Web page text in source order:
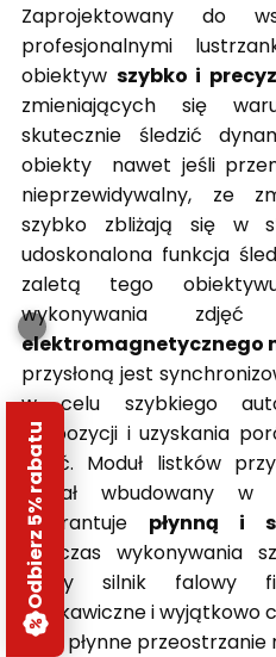
Zaprojektowany do
profesjonalnymi
obiektyw szybko i
zmieniających się
skutecznie śledzić
obiekty nawet jeśli
nieprzewidywalny, ze
szybko zbliżają się w
udoskonalona funkcja
zaletą tego
wykonywania zdjęć
elektromagnetycznego
przysłoną jest
w celu szybkiego
ekspozycji i uzyskania
zdjęć. Moduł listków
został wbudowany
gwarantuje płynną i
podczas wykonywania
Cichy silnik falowy
błyskawiczne i wyjątkowo
oraz płynne przeostrzanie
Odbierz 5% rabatu